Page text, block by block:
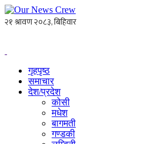
गृहपृष्ठ
समाचार
देश/प्रदेश
कोसी
मधेश
बागमती
गण्डकी